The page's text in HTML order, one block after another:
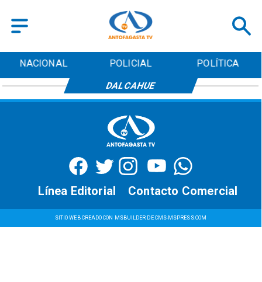
NACIONAL POLICIAL POLÍTICA
DALCAHUE
SITIO WEB CREADO CON MSBUILDER DE CMS-MSPRESS.COM
Contacto Comercial
Línea Editorial